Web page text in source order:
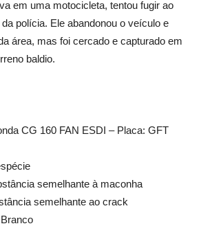
em uma motocicleta, tentou fugir ao
polícia. Ele abandonou o veículo e
área, mas foi cercado e capturado em
baldio.
CG 160 FAN ESDI – Placa: GFT
semelhante à maconha
semelhante ao crack